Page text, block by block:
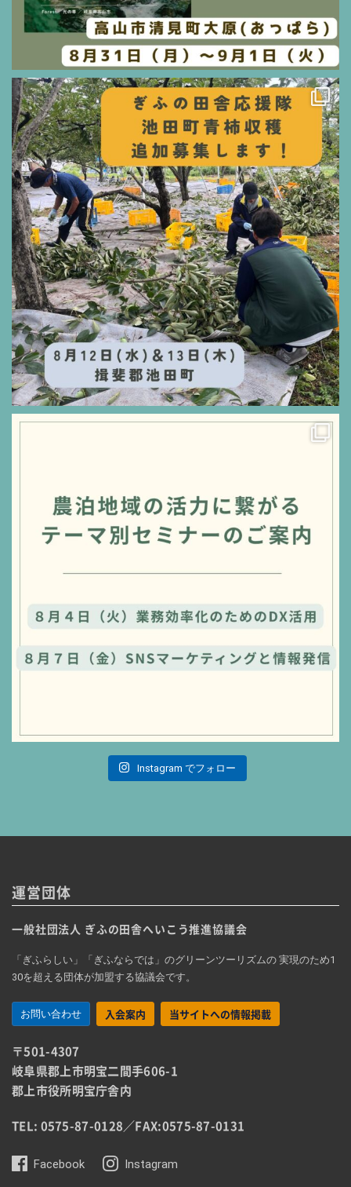
Instagram でフォロー
運営団体
一般社団法人 ぎふの田舎へいこう推進協議会
「ぎふらしい」「ぎふならでは」のグリーンツーリズムの 実現のため1
30を超える団体が加盟する協議会です。
お問い合わせ 入会案内 当サイトへの情報掲載
〒501-4307
岐阜県郡上市明宝二間手606-1
郡上市役所明宝庁舎内
TEL: 0575-87-0128／FAX:0575-87-0131
Facebook Instagram